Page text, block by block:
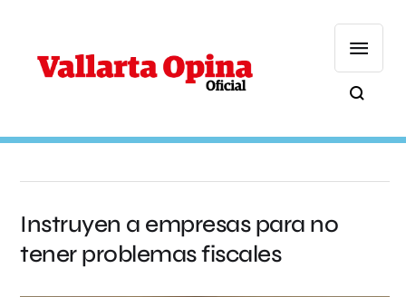
Instruyen a empresas para no
tener problemas fiscales